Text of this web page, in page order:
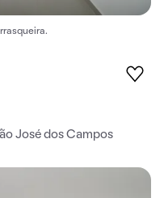
José dos Campos